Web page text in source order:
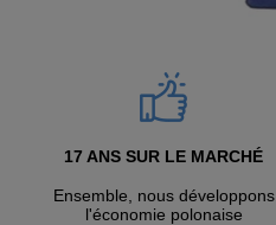
17 ANS SUR LE MARCHÉ
Ensemble, nous développons
l'économie polonaise